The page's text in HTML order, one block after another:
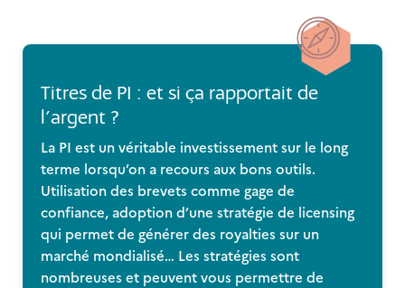
Titres de PI : et si ça rapportait de
l’argent ?
La PI est un véritable investissement sur le long
terme lorsqu’on a recours aux bons outils.
Utilisation des brevets comme gage de
confiance, adoption d’une stratégie de licensing
qui permet de générer des royalties sur un
marché mondialisé… Les stratégies sont
nombreuses et peuvent vous permettre de